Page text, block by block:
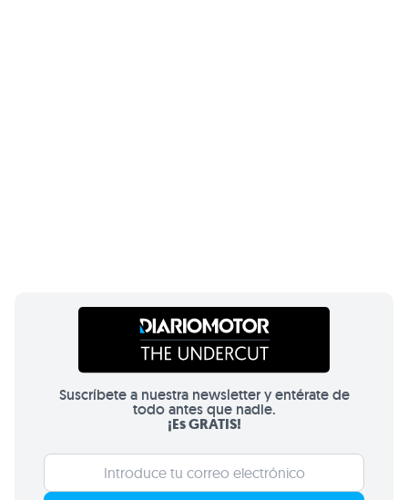
Suscríbete a nuestra newsletter y entérate de
todo antes que nadie.
¡Es GRATIS!